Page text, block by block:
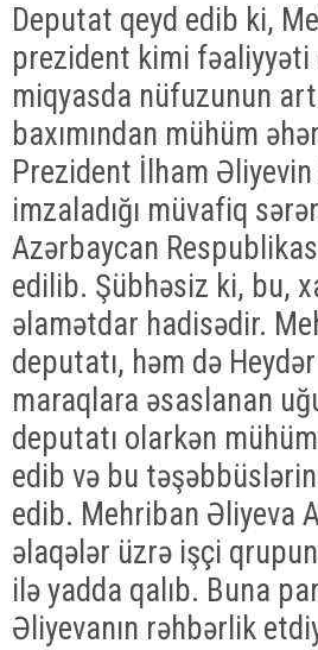
Deputat qeyd edib ki,
prezident kimi fəaliyyəti
miqyasda nüfuzunun
baxımından mühüm
Prezident İlham
imzaladığı müvafiq
Azərbaycan
edilib. Şübhəsiz ki, bu,
əlamətdar hadisədir.
deputatı, həm də
maraqlara əsaslanan
deputatı olarkən
edib və bu
edib. Mehriban Əliyeva
əlaqələr üzrə işçi
ilə yadda qalıb. Buna
Əliyevanın rəhbərlik